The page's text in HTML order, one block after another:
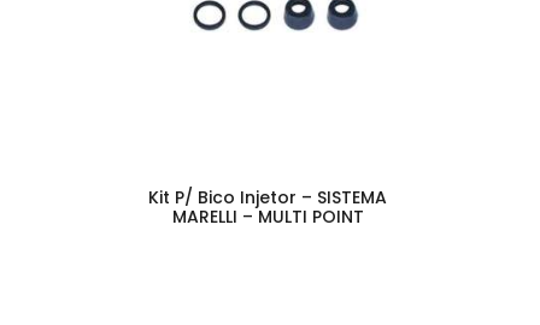
Kit P/ Bico Injetor – SISTEMA
MARELLI – MULTI POINT